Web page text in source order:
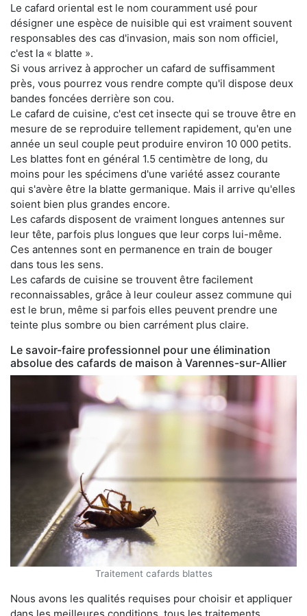
Le cafard oriental est le nom couramment usé pour
désigner une espèce de nuisible qui est vraiment souvent
responsables des cas d'invasion, mais son nom officiel,
c'est la « blatte ».
Si vous arrivez à approcher un cafard de suffisamment
près, vous pourrez vous rendre compte qu'il dispose deux
bandes foncées derrière son cou.
Le cafard de cuisine, c'est cet insecte qui se trouve être en
mesure de se reproduire tellement rapidement, qu'en une
année un seul couple peut produire environ 10 000 petits.
Les blattes font en général 1.5 centimètre de long, du
moins pour les spécimens d'une variété assez courante
qui s'avère être la blatte germanique. Mais il arrive qu'elles
soient bien plus grandes encore.
Les cafards disposent de vraiment longues antennes sur
leur tête, parfois plus longues que leur corps lui-même.
Ces antennes sont en permanence en train de bouger
dans tous les sens.
Les cafards de cuisine se trouvent être facilement
reconnaissables, grâce à leur couleur assez commune qui
est le brun, même si parfois elles peuvent prendre une
teinte plus sombre ou bien carrément plus claire.
Le savoir-faire professionnel pour une élimination
absolue des cafards de maison à Varennes-sur-Allier
Traitement cafards blattes
Nous avons les qualités requises pour choisir et appliquer
dans les meilleures conditions, tous les traitements